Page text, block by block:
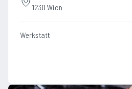
1230 Wien
Werkstatt